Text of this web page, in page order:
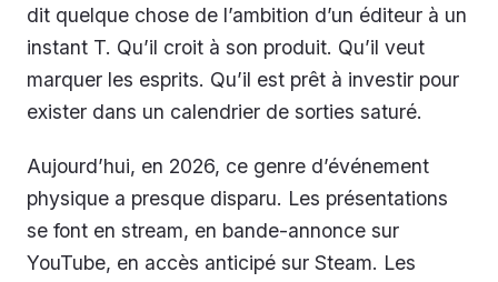
dit quelque chose de l’ambition d’un éditeur à un
instant T. Qu’il croit à son produit. Qu’il veut
marquer les esprits. Qu’il est prêt à investir pour
exister dans un calendrier de sorties saturé.
Aujourd’hui, en 2026, ce genre d’événement
physique a presque disparu. Les présentations
se font en stream, en bande-annonce sur
YouTube, en accès anticipé sur Steam. Les